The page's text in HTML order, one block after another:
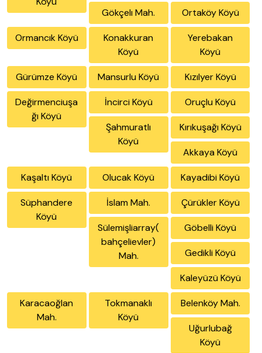
Gökçelı Mah.
Ortaköy Köyü
Ormancık Köyü
Konakkuran
Köyü
Yerebakan
Köyü
Gürümze Köyü Mansurlu Köyü Kızılyer Köyü
Değirmenciuşa
ğı Köyü
İncirci Köyü Oruçlu Köyü
Şahmuratlı
Köyü
Kırıkuşağı Köyü
Akkaya Köyü
Kaşaltı Köyü Olucak Köyü Kayadibi Köyü
Süphandere
Köyü
İslam Mah. Çürükler Köyü
Sülemişliarray(
bahçelievler)
Mah.
Göbelli Köyü
Gedikli Köyü
Kaleyüzü Köyü
Karacaoğlan
Mah.
Tokmanaklı
Köyü
Belenköy Mah.
Uğurlubağ
Köyü